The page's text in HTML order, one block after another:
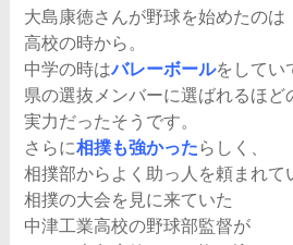
大島康徳さんが野球を始めたのは
高校の時から。
中学の時はバレーボールをしてい
県の選抜メンバーに選ばれるほど
実力だったそうです。
さらに相撲も強かったらしく、
相撲部からよく助っ人を頼まれて
相撲の大会を見に来ていた
中津工業高校の野球部監督が